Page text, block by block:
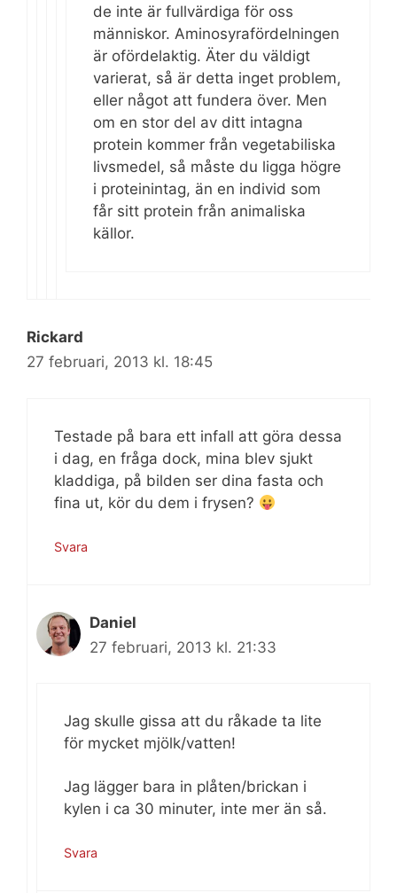
de inte är fullvärdiga för oss
människor. Aminosyrafördelningen
är ofördelaktig. Äter du väldigt
varierat, så är detta inget problem,
eller något att fundera över. Men
om en stor del av ditt intagna
protein kommer från vegetabiliska
livsmedel, så måste du ligga högre
i proteinintag, än en individ som
får sitt protein från animaliska
källor.
Rickard
27 februari, 2013 kl. 18:45
Testade på bara ett infall att göra dessa
i dag, en fråga dock, mina blev sjukt
kladdiga, på bilden ser dina fasta och
fina ut, kör du dem i frysen?
Svara
Daniel
27 februari, 2013 kl. 21:33
Jag skulle gissa att du råkade ta lite
för mycket mjölk/vatten!
Jag lägger bara in plåten/brickan i
kylen i ca 30 minuter, inte mer än så.
Svara